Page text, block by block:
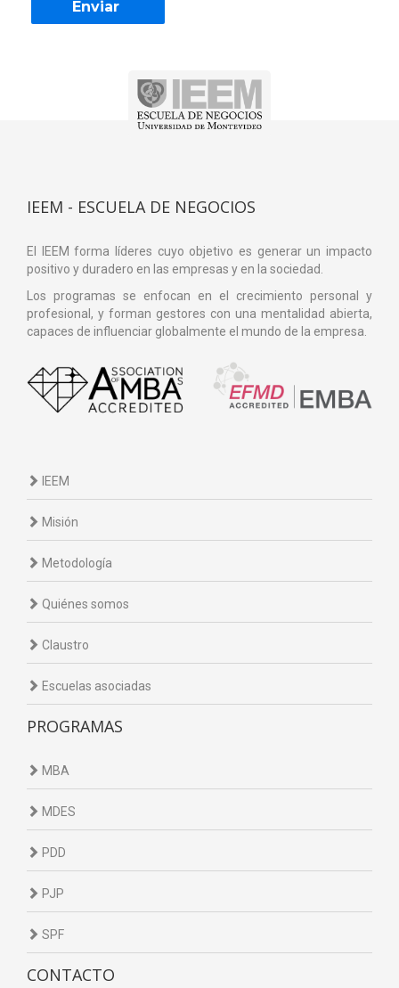
IEEM - ESCUELA DE NEGOCIOS
El IEEM forma líderes cuyo objetivo es generar un impacto
positivo y duradero en las empresas y en la sociedad.
Los programas se enfocan en el crecimiento personal y
profesional, y forman gestores con una mentalidad abierta,
capaces de influenciar globalmente el mundo de la empresa.
IEEM
Misión
Metodología
Quiénes somos
Claustro
Escuelas asociadas
PROGRAMAS
MBA
MDES
PDD
PJP
SPF
CONTACTO